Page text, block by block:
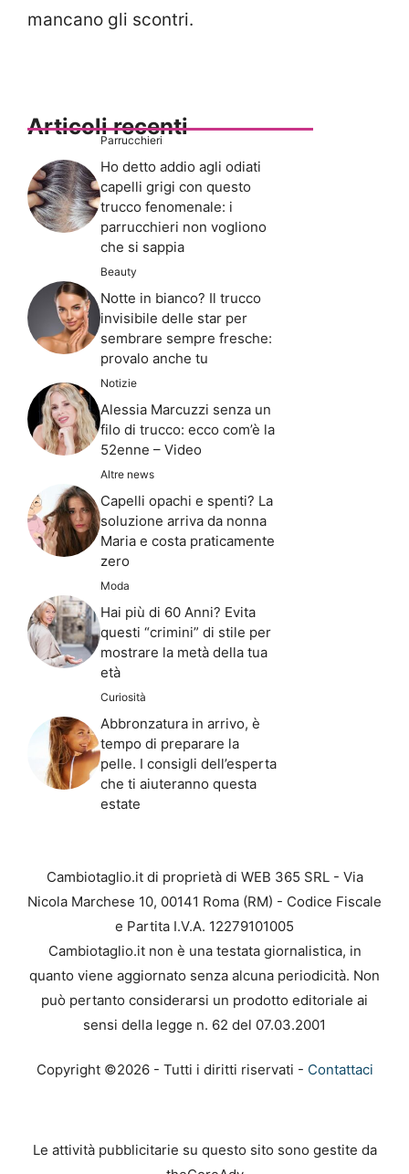
mancano gli scontri.
Articoli recenti
Parrucchieri
Ho detto addio agli odiati
capelli grigi con questo
trucco fenomenale: i
parrucchieri non vogliono
che si sappia
Beauty
Notte in bianco? Il trucco
invisibile delle star per
sembrare sempre fresche:
provalo anche tu
Notizie
Alessia Marcuzzi senza un
filo di trucco: ecco com’è la
52enne – Video
Altre news
Capelli opachi e spenti? La
soluzione arriva da nonna
Maria e costa praticamente
zero
Moda
Hai più di 60 Anni? Evita
questi “crimini” di stile per
mostrare la metà della tua
età
Curiosità
Abbronzatura in arrivo, è
tempo di preparare la
pelle. I consigli dell’esperta
che ti aiuteranno questa
estate
Cambiotaglio.it di proprietà di WEB 365 SRL - Via
Nicola Marchese 10, 00141 Roma (RM) - Codice Fiscale
e Partita I.V.A. 12279101005
Cambiotaglio.it non è una testata giornalistica, in
quanto viene aggiornato senza alcuna periodicità. Non
può pertanto considerarsi un prodotto editoriale ai
sensi della legge n. 62 del 07.03.2001
Copyright ©2026 - Tutti i diritti riservati - Contattaci
Le attività pubblicitarie su questo sito sono gestite da